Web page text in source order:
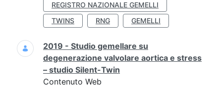
REGISTRO NAZIONALE GEMELLI
TWINS
RNG GEMELLI
2019 - Studio gemellare su
degenerazione valvolare aortica e stress
– studio Silent-Twin
Contenuto Web